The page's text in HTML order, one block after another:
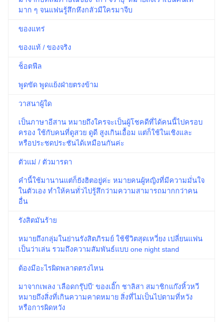
มาก ๆ จนแฟนรู้สึกหึงกลัวมีใครมาจีบ
ของแทร่
ของแท้ / ของจริง
ช็อตฟีล
พูดขัด พูดแย้งฝ่ายตรงข้าม
วาสนาผู้ใด
เป็นภาษาอีสาน หมายถึงใครจะเป็นผู้โชคดีที่ได้คนนี้ไปครอบ
ครอง ใช้กับคนที่ดูสวย ดูดี สูงเกินเอื้อม แต่ก็ใช้ในเชิงและ
หรือประชดประชันได้เหมือนกันค่ะ
ตัวแม่ / ตัวมารดา
คำนี้ใช้มานานแต่ก็ยังฮิตอยู่ค่ะ หมายคนผู้หญิงที่มีความมั่นใจ
ในตัวเอง ทำให้คนทั่วไปรู้สึกว่ามความสามารถมากกว่าคน
อื่น
รังสิตมันร้าย
หมายถึงกลุ่มในย่านรังสิตภิรมย์ ใช้ชีวิตสุดเหวี่ยง เปลี่ยนแฟน
เป็นว่าเล่น รวมถึงความสัมพันธ์แบบ one night stand
ต้องมีอะไรผิดพลาดตรงไหน
มาจากเพลง ‘เลือดกรุ๊ปบี’ ของเอิ๊ก ชาลิสา สมาชิกแก๊งหิ้วหวี
หมายถึงสิ่งที่เกินความคาดหมาย สิ่งที่ไม่เป็นไปตามที่หวัง
หรือการผิดหวัง